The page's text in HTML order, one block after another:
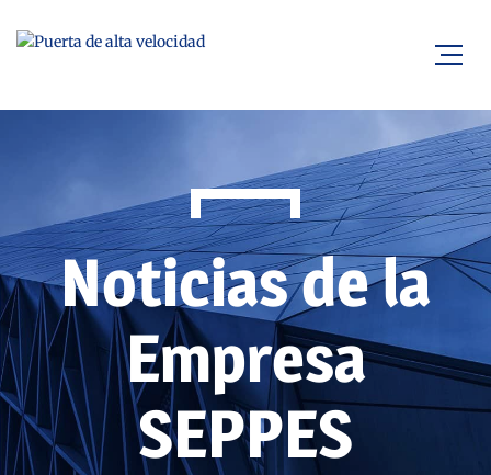
Noticias de la
Empresa
SEPPES